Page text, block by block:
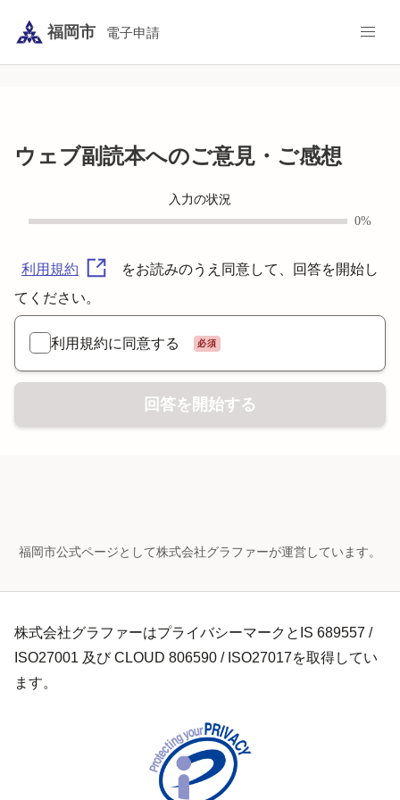
福岡市 電子申請
ウェブ副読本へのご意見・ご感想
入力の状況
0%
利用規約
をお読みのうえ同意して、回答を開始し
てください。
利用規約に同意する 必須
回答を開始する
福岡市公式ページとして株式会社グラファーが運営しています。
株式会社グラファーはプライバシーマークとIS 689557 /
ISO27001 及び CLOUD 806590 / ISO27017を取得してい
ます。